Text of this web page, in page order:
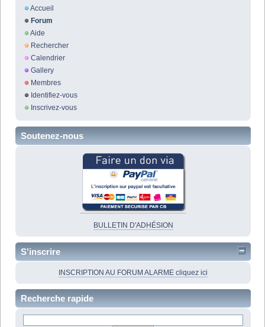
Accueil
Forum
Aide
Rechercher
Calendrier
Gallery
Membres
Identifiez-vous
Inscrivez-vous
Soutenez-nous
BULLETIN D'ADHÉSION
S'inscrire
INSCRIPTION AU FORUM ALARME cliquez ici
Recherche rapide